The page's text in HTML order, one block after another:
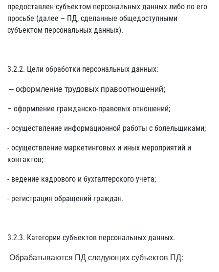
предоставлен субъектом персональных данных либо по его
просьбе (далее – ПД, сделанные общедоступными
субъектом персональных данных).
3.2.2. Цели обработки персональных данных:
– оформление трудовых правоотношений;
– оформление гражданско-правовых отношений;
- осуществление информационной работы с болельщиками;
- осуществление маркетинговых и иных мероприятий и
контактов;
- ведение кадрового и бухгалтерского учета;
- регистрация обращений граждан.
3.2.3. Категории субъектов персональных данных.
Обрабатываются ПД следующих субъектов ПД: